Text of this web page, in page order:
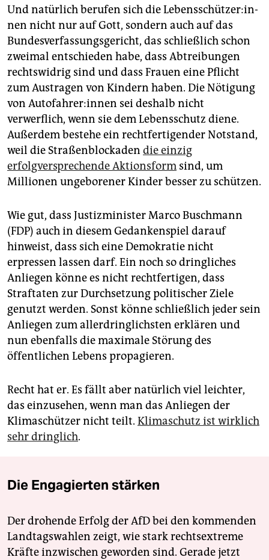
Und natürlich berufen sich die Le­bens­schüt­ze­r:in­
nen nicht nur auf Gott, sondern auch auf das
Bundesverfassungsgericht, das schließlich schon
zweimal entschieden habe, dass Abtreibungen
rechtswidrig sind und dass Frauen eine Pflicht
zum Austragen von Kindern haben. Die Nötigung
von Au­to­fah­re­r:in­nen sei deshalb nicht
verwerflich, wenn sie dem Lebensschutz diene.
Außerdem bestehe ein rechtfertigender Notstand,
weil die Straßenblockaden die einzig
erfolgversprechende Aktionsform sind, um
Millionen ungeborener Kinder besser zu schützen.
Wie gut, dass Justizminister Marco Buschmann
(FDP) auch in diesem Gedankenspiel darauf
hinweist, dass sich eine Demokratie nicht
erpressen lassen darf. Ein noch so dringliches
Anliegen könne es nicht rechtfertigen, dass
Straftaten zur Durchsetzung politischer Ziele
genutzt werden. Sonst könne schließlich jeder sein
Anliegen zum allerdringlichsten erklären und
nun ebenfalls die maximale Störung des
öffentlichen Lebens propagieren.
Recht hat er. Es fällt aber natürlich viel leichter,
das einzusehen, wenn man das Anliegen der
Klimaschützer nicht teilt. Klimaschutz ist wirklich
sehr dringlich.
Die Engagierten stärken
Der drohende Erfolg der AfD bei den kommenden
Landtagswahlen zeigt, wie stark rechtsextreme
Kräfte inzwischen geworden sind. Gerade jetzt